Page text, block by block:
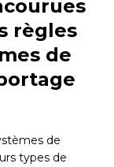
règles
de
de
types de